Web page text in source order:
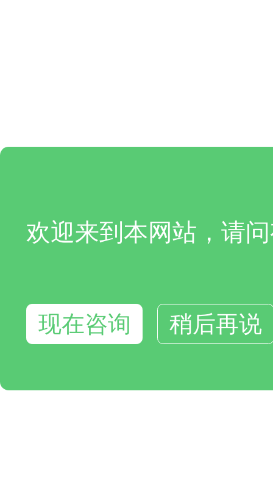
欢迎来到本网站，请
现在咨询 稍后再说